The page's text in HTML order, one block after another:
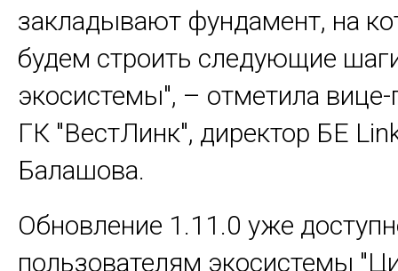
закладывают фундамент, на
будем строить следующие
экосистемы", – отметила вице-
ГК "ВестЛинк", директор БЕ
Балашова.
Обновление 1.11.0 уже
пользователям экосистемы